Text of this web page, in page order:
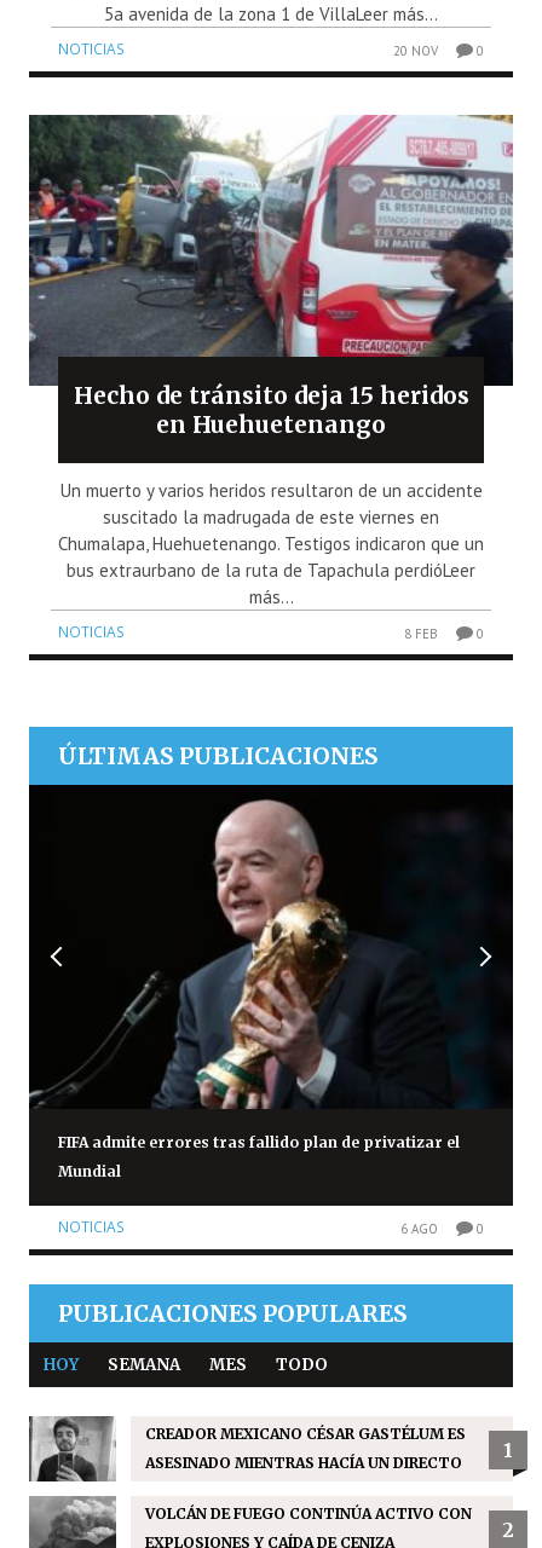
5a avenida de la zona 1 de VillaLeer más...
NOTICIAS 20 NOV 0
Hecho de tránsito deja 15 heridos
en Huehuetenango
Un muerto y varios heridos resultaron de un accidente
suscitado la madrugada de este viernes en
Chumalapa, Huehuetenango. Testigos indicaron que un
bus extraurbano de la ruta de Tapachula perdióLeer
más...
NOTICIAS 8 FEB 0
ÚLTIMAS PUBLICACIONES
FIFA admite errores tras fallido plan de privatizar el
Mundial
NOTICIAS 6 AGO 0
PUBLICACIONES POPULARES
HOY SEMANA MES TODO
CREADOR MEXICANO CÉSAR GASTÉLUM ES
ASESINADO MIENTRAS HACÍA UN DIRECTO
1
VOLCÁN DE FUEGO CONTINÚA ACTIVO CON
EXPLOSIONES Y CAÍDA DE CENIZA
2